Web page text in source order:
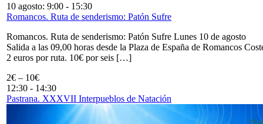
10 agosto: 9:00 - 15:30
Romancos. Ruta de senderismo: Patón Sufre
Romancos. Ruta de senderismo: Patón Sufre Lunes 10 de agosto
Salida a las 09,00 horas desde la Plaza de España de Romancos
2 euros por ruta. 10€ por seis […]
2€ – 10€
12:30 - 14:30
Pastrana. XXXVII Interpueblos de Natación